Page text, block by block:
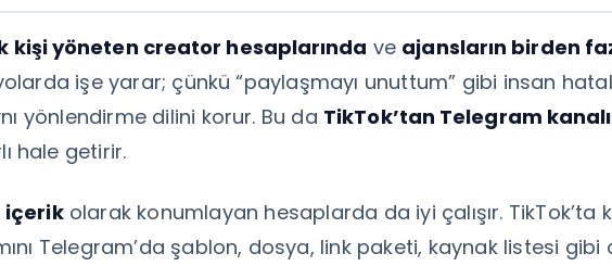
kişi yöneten creator hesaplarında ve ajansların birden
işe yarar; çünkü “paylaşmayı unuttum” gibi insan
yönlendirme dilini korur. Bu da TikTok’tan Telegram
hale getirir.
içerikolarak konumlayan hesaplarda da iyi çalışır. TikTok’ta
Telegram’da şablon, dosya, link paketi, kaynak listesi gibi